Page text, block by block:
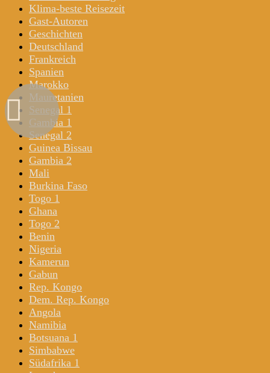
Klima-beste Reisezeit
Gast-Autoren
Geschichten
Deutschland
Frankreich
Spanien
Marokko
Mauretanien
Senegal 1
Gambia 1
Senegal 2
Guinea Bissau
Gambia 2
Mali
Burkina Faso
Togo 1
Ghana
Togo 2
Benin
Nigeria
Kamerun
Gabun
Rep. Kongo
Dem. Rep. Kongo
Angola
Namibia
Botsuana 1
Simbabwe
Südafrika 1